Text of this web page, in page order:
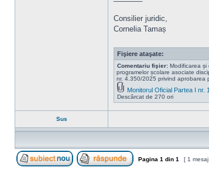
Consilier juridic,
Cornelia Tamaș
Fişiere ataşate:
Comentariu fişier: Modificarea și
programelor școlare asociate
nr. 4.350/2025 privind aprobarea
Monitorul Oficial Partea I nr.
Descărcat de 270 ori
Sus
Pagina 1 din 1 [ 1 mesaj